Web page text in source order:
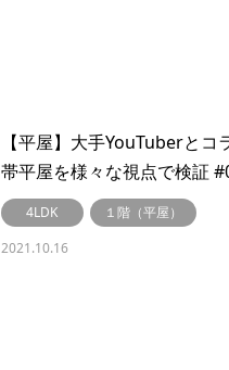
【平屋】大手YouTuberとコ
帯平屋を様々な視点で検証
4LDK
１階（平屋）
2021.10.16